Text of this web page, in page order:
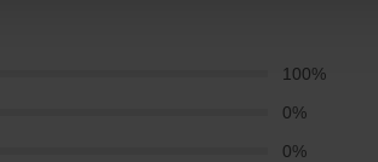
100%
0%
0%